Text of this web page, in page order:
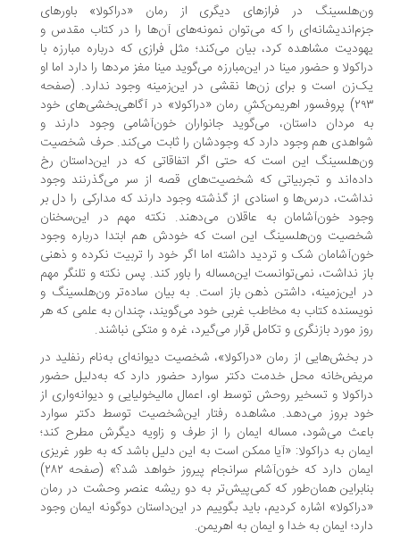
در فرازهای دیگری از رمان «دراکولا» باورهای
را که می‌توان نمونه‌های آن‌ها را در کتاب مقدس و
مشاهده کرد، بیان می‌کند؛ مثل فرازی که درباره مبارزه با
و حضور مینا در این‌مبارزه می‌گوید مینا مغز مردها را دارد اما او
است و برای زن‌ها نقشی در این‌زمینه وجود ندارد. (صفحه
۲۹۳) پروفسور اهریمن‌کشِ رمان «دراکولا» در آگاهی‌بخشی‌های خود
مردان داستان، می‌گوید جانواران خون‌آشامی وجود دارند و
هم وجود دارد که وجودشان را ثابت می‌کند. حرف شخصیت
این است که حتی اگر اتفاقاتی که در این‌داستان رخ
و تجربیاتی که شخصیت‌های قصه از سر می‌گذرنند وجود
درس‌ها و اسنادی از گذشته وجود دارند که مدارکی را دل بر
خون‌آشامان به عاقلان می‌دهند. نکته مهم در این‌سخنان
ون‌هلسینگ این است که خودش هم ابتدا درباره وجود
شک و تردید داشته اما اگر خود را تربیت نکرده و ذهنی
نداشت، نمی‌توانست این‌مساله را باور کند. پس نکته و تلنگر مهم
این‌زمینه، داشتن ذهن باز است. به بیان ساده‌تر ون‌هلسینگ و
کتاب به مخاطب غربی خود می‌گویند، چندان به علمی که هر
مورد بازنگری و تکامل قرار می‌گیرد، غره و متکی نباشند.
بخش‌هایی از رمان «دراکولا»، شخصیت دیوانه‌ای به‌نام رنفلید در
محل خدمت دکتر سوارد حضور دارد که به‌دلیل حضور
و تسخیر روحش توسط او، اعمال مالیخولیایی و دیوانه‌واری از
بروز می‌دهد. مشاهده رفتار این‌شخصیت توسط دکتر سوارد
می‌شود، مساله ایمان را از طرف و زاویه دیگرش مطرح کند؛
به دراکولا: «آیا ممکن است به این دلیل باشد که به طور غریزی
ایمان دارد که خون‌آشام سرانجام پیروز خواهد شد؟» (صفحه ۲۸۲)
همان‌طور که کمی‌پیش‌تر به دو ریشه عنصر وحشت در رمان
اشاره کردیم، باید بگوییم در این‌داستان دوگونه ایمان وجود
ایمان به خدا و ایمان به اهریمن.